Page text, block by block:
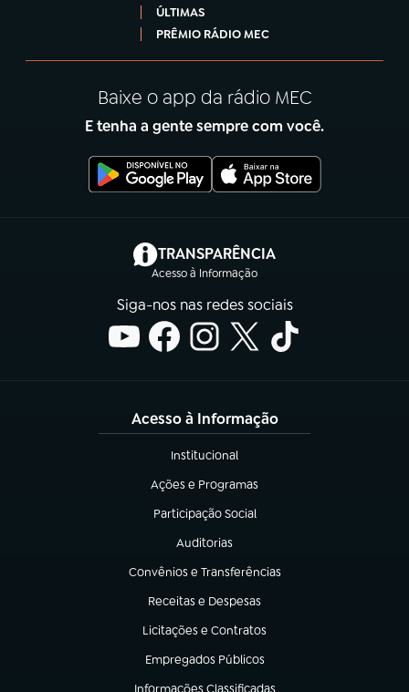
ÚLTIMAS
PRÊMIO RÁDIO MEC
Baixe o app da rádio MEC
E tenha a gente sempre com você.
TRANSPARÊNCIA
Acesso à Informação
(abre em nova aba)
Siga-nos nas redes sociais
Acesso à Informação
Institucional
(abre em nova aba)
Ações e Programas
(abre em nova aba)
Participação Social
(abre em nova aba)
Auditorias
(abre em nova aba)
Convênios e Transferências
(abre em nova aba)
Receitas e Despesas
(abre em nova aba)
Licitações e Contratos
(abre em nova aba)
Empregados Públicos
(abre em nova aba)